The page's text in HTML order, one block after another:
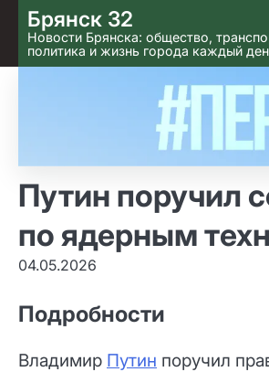
Skip
to content
Брянск 32
Новости Брянска: общество,
политика и жизнь города каждый
Путин поручил
по ядерным
04.05.2026
Подробности
Владимир Путин поручил